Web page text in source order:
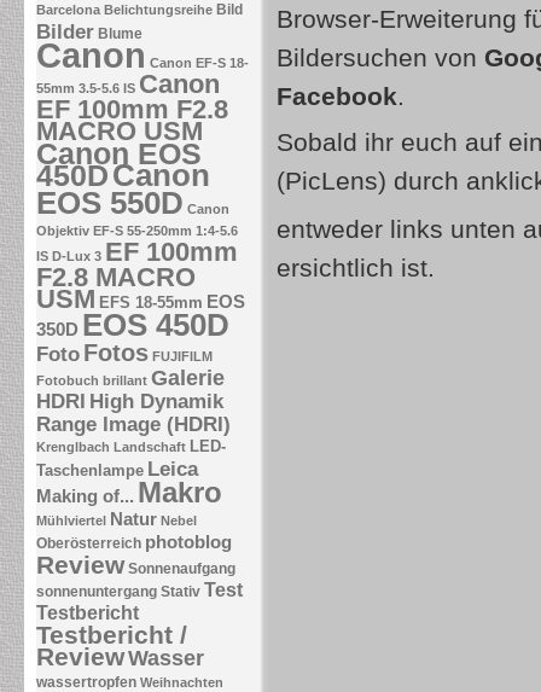
Barcelona Belichtungsreihe Bild
Bilder Blume
Canon Canon EF-S 18-
55mm 3.5-5.6 IS Canon
EF 100mm F2.8
MACRO USM
Canon EOS
450DCanon
EOS 550D Canon
Objektiv EF-S 55-250mm 1:4-5.6
IS D-Lux 3 EF 100mm
F2.8 MACRO
USM EFS 18-55mm EOS
350D EOS 450D
Foto Fotos FUJIFILM
Fotobuch brillant Galerie
HDRI High Dynamik
Range Image (HDRI)
Krenglbach Landschaft LED-
Taschenlampe Leica
Making of... Makro
Mühlviertel Natur Nebel
Oberösterreich photoblog
Review Sonnenaufgang
sonnenuntergang Stativ Test
Testbericht
Testbericht /
ReviewWasser
wassertropfen Weihnachten
Browser-Erweiterung
Bildersuchen von
Facebook.
Sobald ihr euch auf
(PicLens) durch
entweder links unten
ersichtlich ist.